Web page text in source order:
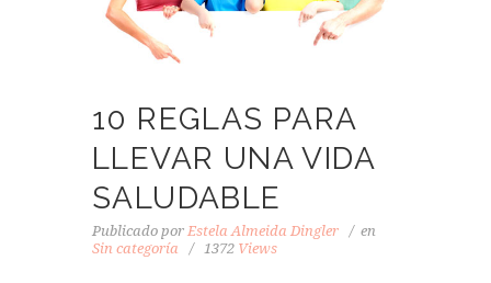
10 REGLAS PARA
LLEVAR UNA VIDA
SALUDABLE
Publicado por Estela Almeida Dingler
en
Sin categoría
1372 Views